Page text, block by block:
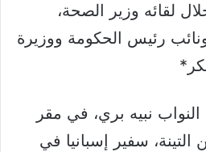
لقائه وزير الصحة،
رئيس الحكومة ووزيرة
نبيه بري، في مقر
التينة، سفير إسبانيا في